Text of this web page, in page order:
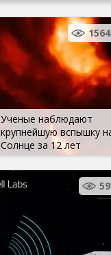
Ученые наблюдают
крупнейшую вспышку
Солнце за 12 лет
1564
59